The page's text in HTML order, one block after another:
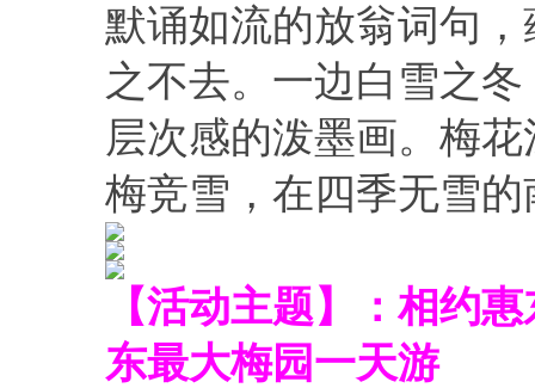
默诵如流的放翁词句
之不去。一边白雪之
层次感的泼墨画。梅
梅竞雪，在四季无雪
【活动主题】：相约
东最大梅园一天游